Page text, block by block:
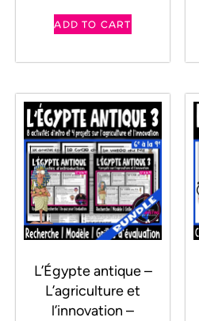
ADD TO CART
L’Égypte antique –
L’agriculture et
l’innovation –